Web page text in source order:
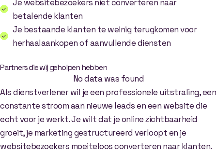
Je websitebezoekers niet converteren naar
betalende klanten
Je bestaande klanten te weinig terugkomen voor
herhaalaankopen of aanvullende diensten
Partners die wij geholpen hebben
No data was found
Als dienstverlener wil je een professionele uitstraling, een
constante stroom aan nieuwe leads en een website die
echt voor je werkt. Je wilt dat je online zichtbaarheid
groeit, je marketing gestructureerd verloopt en je
websitebezoekers moeiteloos converteren naar klanten.